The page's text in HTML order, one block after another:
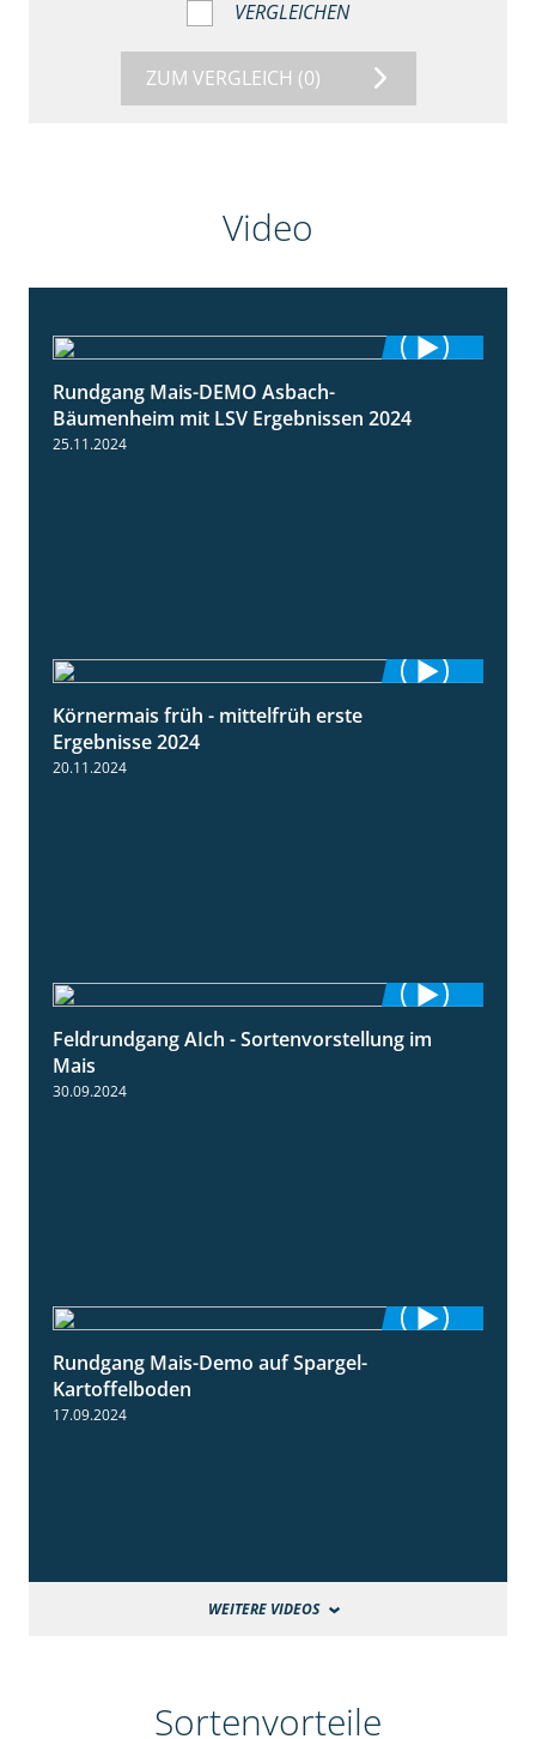
VERGLEICHEN
ZUM VERGLEICH (0)
Video
Rundgang Mais-DEMO Asbach-
Bäumenheim mit LSV Ergebnissen 2024
25.11.2024
Körnermais früh - mittelfrüh erste
Ergebnisse 2024
20.11.2024
11:24
Feldrundgang AIch - Sortenvorstellung im
Mais
30.09.2024
Rundgang Mais-Demo auf Spargel-
Kartoffelboden
17.09.2024
WEITERE VIDEOS
Sortenvorteile